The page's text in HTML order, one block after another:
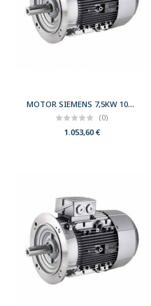
MOTOR SIEMENS 7,5KW 10CV 3000 B5 T132 400/690 IE3
(0)
1.053,60€